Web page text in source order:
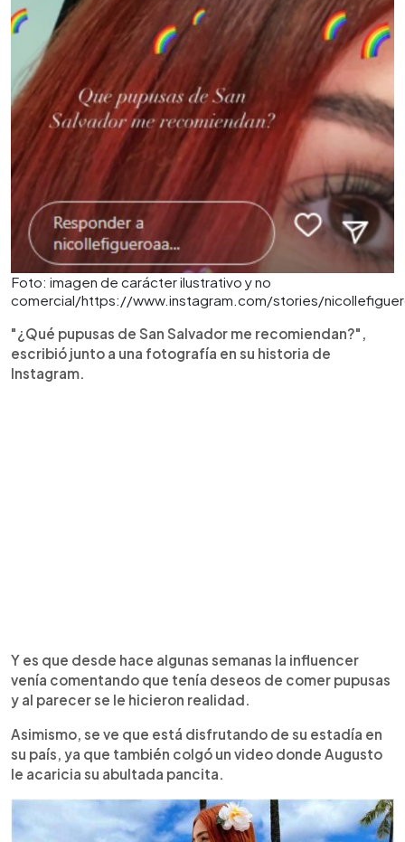
Foto: imagen de carácter ilustrativo y no
comercial/https://www.instagram.com/stories/
"¿Qué pupusas de San Salvador me recomiendan?",
escribió junto a una fotografía en su historia de
Instagram.
Y es que desde hace algunas semanas la influencer
venía comentando que tenía deseos de comer pupusas
y al parecer se le hicieron realidad.
Asimismo, se ve que está disfrutando de su estadía en
su país, ya que también colgó un video donde Augusto
le acaricia su abultada pancita.